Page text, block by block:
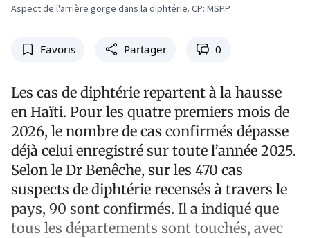
Aspect de l'arrière gorge dans la diphtérie. CP: MSPP
Favoris Partager 0
Les cas de diphtérie repartent à la hausse
en Haïti. Pour les quatre premiers mois de
2026, le nombre de cas confirmés dépasse
déjà celui enregistré sur toute l’année 2025.
Selon le Dr Benêche, sur les 470 cas
suspects de diphtérie recensés à travers le
pays, 90 sont confirmés. Il a indiqué que
tous les départements sont touchés, avec